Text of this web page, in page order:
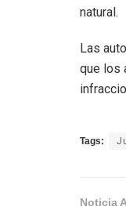
natural.
Las
que los
Tags:
Noticia